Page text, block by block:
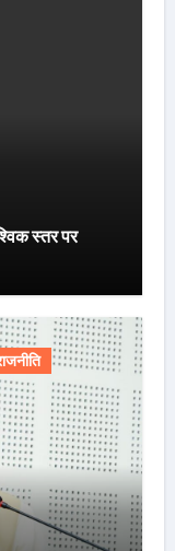
स्तर पर